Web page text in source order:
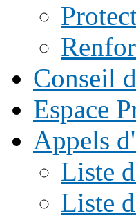
Conseil
Espace
Appels
Liste
Liste